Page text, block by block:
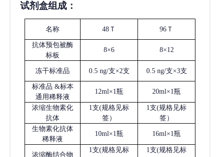
试剂盒组成：
名称 48Ｔ 96Ｔ
抗体预包被酶
标板
8×6 8×12
冻干标准品 0.5 ng/支×2支 0.5 ng/支×3支
标准品 &标本
通用稀释液
12ml×1瓶 20ml×1瓶
浓缩生物素化
抗体
1支(规格见标
签）
1支(规格见标
签）
生物素化抗体
稀释液
10ml×1瓶 16ml×1瓶
浓缩酶结合物
1支(规格见标
1支(规格见标